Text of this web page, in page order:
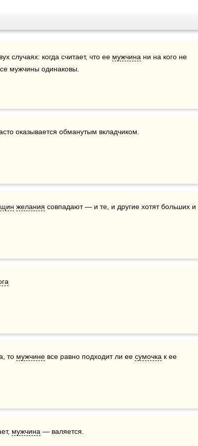
случаях: когда считает, что ее мужчина ни на кого не
мужчины одинаковы.
оказывается обманутым вкладчиком.
желания совпадают — и те, и другие хотят больших и
то мужчине все равно подходит ли ее сумочка
мужчина — валяется.